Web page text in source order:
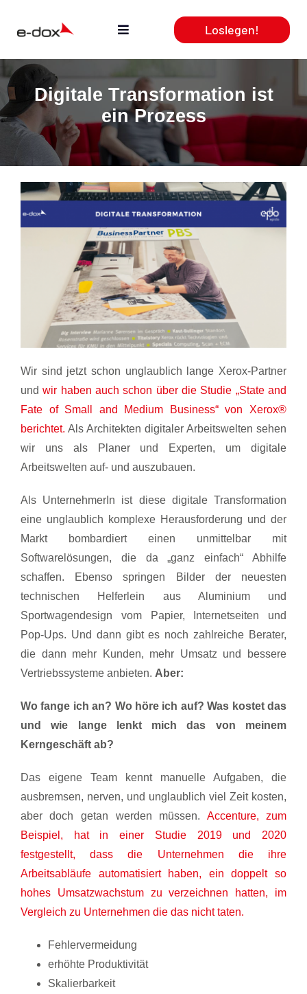
Inhalt
Toggle
Aktuelles
Leistungen
Produkte
Webcasts
Loslegen!
Digitale Transformation ist
ein Prozess
Wir sind jetzt schon unglaublich lange Xerox-Partner
undwir haben auch schon über die Studie „State and
Fate of Small and Medium Business“ von Xerox®
berichtet. Als Architekten digitaler Arbeitswelten sehen
wir uns als Planer und Experten, um digitale
Arbeitswelten auf- und auszubauen.
Als UnternehmerIn ist diese digitale Transformation
eine unglaublich komplexe Herausforderung und der
Markt bombardiert einen unmittelbar mit
Softwarelösungen, die da „ganz einfach“ Abhilfe
schaffen. Ebenso springen Bilder der neuesten
technischen Helferlein aus Aluminium und
Sportwagendesign vom Papier, Internetseiten und
Pop-Ups. Und dann gibt es noch zahlreiche Berater,
die dann mehr Kunden, mehr Umsatz und bessere
Vertriebssysteme anbieten. Aber:
Wo fange ich an? Wo höre ich auf? Was kostet das
und wie lange lenkt mich das von meinem
Kerngeschäft ab?
Das eigene Team kennt manuelle Aufgaben, die
ausbremsen, nerven, und unglaublich viel Zeit kosten,
aber doch getan werden müssen. Accenture, zum
Beispiel, hat in einer Studie 2019 und 2020
festgestellt, dass die Unternehmen die ihre
Arbeitsabläufe automatisiert haben, ein doppelt so
hohes Umsatzwachstum zu verzeichnen hatten, im
Vergleich zu Unternehmen die das nicht taten.
Fehlervermeidung
erhöhte Produktivität
Skalierbarkeit